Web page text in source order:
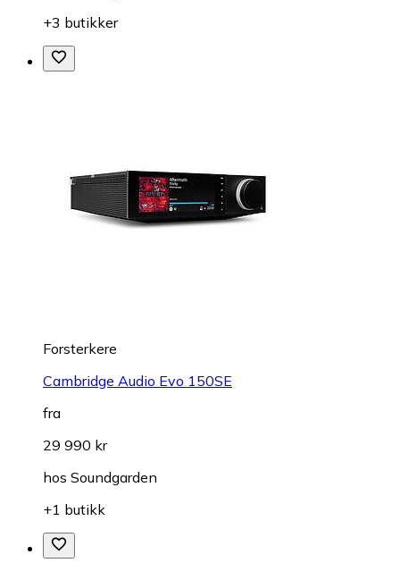
+3 butikker
Forsterkere
Cambridge Audio Evo 150SE
fra
29 990 kr
hos Soundgarden
+1 butikk